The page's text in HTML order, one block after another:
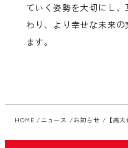
ていく姿勢を大切にし
わり、より幸せな未来
ます。
HOME ニュース お知らせ 【高